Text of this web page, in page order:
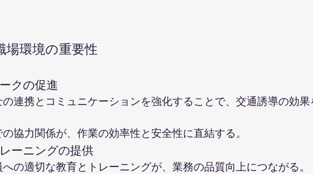
場環境の重要性
クの促進
の連携とコミュニケーションを強化することで、交通誘導の効果
協力関係が、作業の効率性と安全性に直結する。
ーニングの提供
の適切な教育とトレーニングが、業務の品質向上につながる。